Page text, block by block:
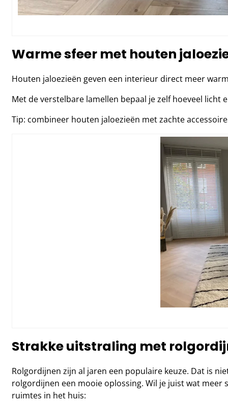
Warme sfeer met houten
Houten jaloezieën geven een interieur direct meer
Met de verstelbare lamellen bepaal je zelf hoeveel
Tip: combineer houten jaloezieën met zachte
Strakke uitstraling met
Rolgordijnen zijn al jaren een populaire keuze. Dat is
rolgordijnen een mooie oplossing. Wil je juist wat
ruimtes in het huis: